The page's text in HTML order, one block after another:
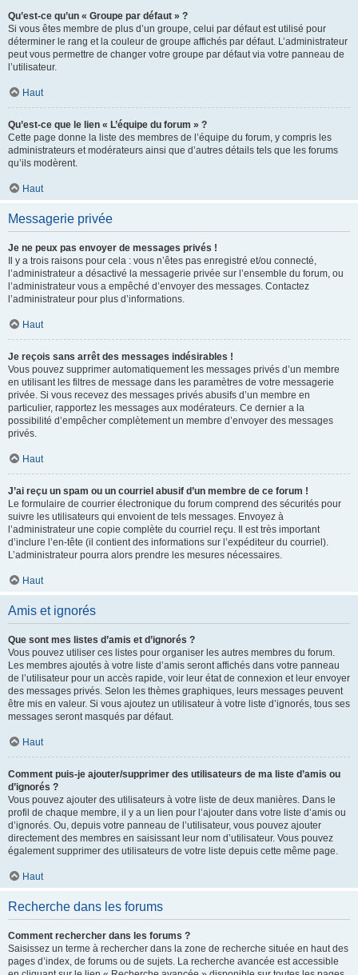
Qu’est-ce qu’un « Groupe par défaut » ?
Si vous êtes membre de plus d’un groupe, celui par défaut est utilisé pour
déterminer le rang et la couleur de groupe affichés par défaut. L’administrateur
peut vous permettre de changer votre groupe par défaut via votre panneau de
l’utilisateur.
Haut
Qu’est-ce que le lien « L’équipe du forum » ?
Cette page donne la liste des membres de l’équipe du forum, y compris les
administrateurs et modérateurs ainsi que d’autres détails tels que les forums
qu’ils modèrent.
Haut
Messagerie privée
Je ne peux pas envoyer de messages privés !
Il y a trois raisons pour cela : vous n’êtes pas enregistré et/ou connecté,
l’administrateur a désactivé la messagerie privée sur l’ensemble du forum, ou
l’administrateur vous a empêché d’envoyer des messages. Contactez
l’administrateur pour plus d’informations.
Haut
Je reçois sans arrêt des messages indésirables !
Vous pouvez supprimer automatiquement les messages privés d’un membre
en utilisant les filtres de message dans les paramètres de votre messagerie
privée. Si vous recevez des messages privés abusifs d’un membre en
particulier, rapportez les messages aux modérateurs. Ce dernier a la
possibilité d’empêcher complètement un membre d’envoyer des messages
privés.
Haut
J’ai reçu un spam ou un courriel abusif d’un membre de ce forum !
Le formulaire de courrier électronique du forum comprend des sécurités pour
suivre les utilisateurs qui envoient de tels messages. Envoyez à
l’administrateur une copie complète du courriel reçu. Il est très important
d’inclure l’en-tête (il contient des informations sur l’expéditeur du courriel).
L’administrateur pourra alors prendre les mesures nécessaires.
Haut
Amis et ignorés
Que sont mes listes d’amis et d’ignorés ?
Vous pouvez utiliser ces listes pour organiser les autres membres du forum.
Les membres ajoutés à votre liste d’amis seront affichés dans votre panneau
de l’utilisateur pour un accès rapide, voir leur état de connexion et leur envoyer
des messages privés. Selon les thèmes graphiques, leurs messages peuvent
être mis en valeur. Si vous ajoutez un utilisateur à votre liste d’ignorés, tous ses
messages seront masqués par défaut.
Haut
Comment puis-je ajouter/supprimer des utilisateurs de ma liste d’amis ou
d’ignorés ?
Vous pouvez ajouter des utilisateurs à votre liste de deux manières. Dans le
profil de chaque membre, il y a un lien pour l’ajouter dans votre liste d’amis ou
d’ignorés. Ou, depuis votre panneau de l’utilisateur, vous pouvez ajouter
directement des membres en saisissant leur nom d’utilisateur. Vous pouvez
également supprimer des utilisateurs de votre liste depuis cette même page.
Haut
Recherche dans les forums
Comment rechercher dans les forums ?
Saisissez un terme à rechercher dans la zone de recherche située en haut des
pages d’index, de forums ou de sujets. La recherche avancée est accessible